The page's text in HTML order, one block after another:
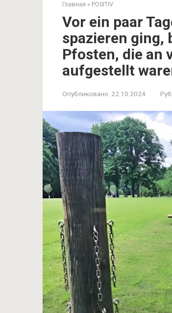
Главная » POSITIV
Vor ein paar
spazieren ging,
Pfosten, die an
aufgestellt
Опубликовано: 22.10.2024